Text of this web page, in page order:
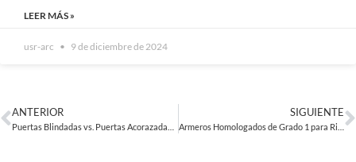
LEER MÁS »
usr-arc 9 de diciembre de 2024
ANTERIOR SIGUIENTE